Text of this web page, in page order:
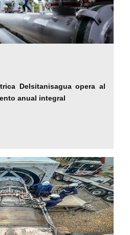
Delsitanisagua opera al
anual integral